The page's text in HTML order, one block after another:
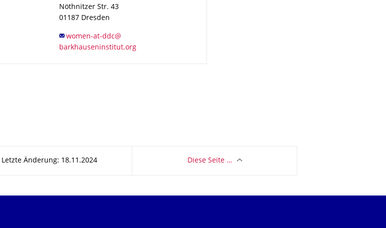
Nöthnitzer Str. 43
01187 Dresden
Letzte Änderung: 18.11.2024 Diese Seite …